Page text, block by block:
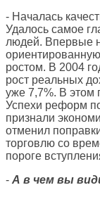
- Началась
Удалось самое
людей. Впервые
ростом. В 2004
рост реальных
уже 7,7%. В этом
Успехи реформ
признали
отменил
торговлю со
пороге
- А в чем вы